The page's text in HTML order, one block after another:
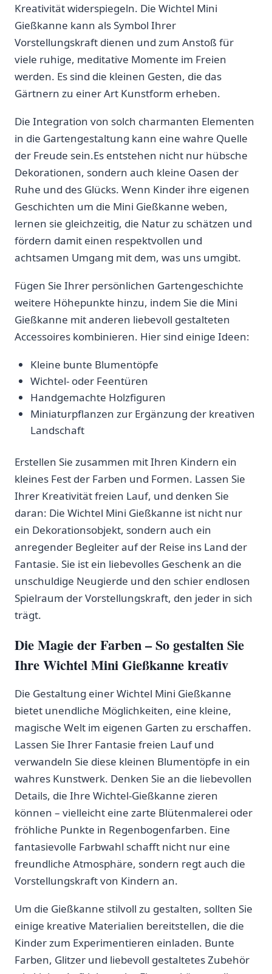
Kreativität widerspiegeln. Die⁤ Wichtel Mini
Gießkanne kann​ als Symbol Ihrer
Vorstellungskraft dienen und zum Anstoß für‌
viele ruhige, meditative Momente im ⁣Freien
werden.⁤ Es sind die kleinen‌ Gesten, die das ​
Gärtnern zu ​einer Art Kunstform ​erheben.
Die‌ Integration von​ solch ​charmanten Elementen
in die ⁣Gartengestaltung kann ⁤eine ​wahre Quelle
der Freude⁤ sein.Es entstehen nicht nur hübsche
⁣Dekorationen, sondern‌ auch ‍kleine Oasen⁤ der
Ruhe und ⁢des Glücks. ⁢Wenn⁤ Kinder ihre eigenen
Geschichten⁣ um die Mini Gießkanne weben,
lernen sie gleichzeitig,⁢ die⁣ Natur zu schätzen und
fördern damit einen ‍respektvollen ​und
‌achtsamen Umgang mit⁤ dem, was‍ uns‍ umgibt.
Fügen Sie Ihrer persönlichen ‍Gartengeschichte
weitere Höhepunkte hinzu,‍ indem Sie⁣ die Mini
Gießkanne mit‌ anderen liebevoll⁤ gestalteten
Accessoires ‌kombinieren. Hier ⁣sind einige Ideen:
Kleine bunte Blumentöpfe
Wichtel- oder Feentüren
Handgemachte Holzfiguren
Miniaturpflanzen⁤ zur Ergänzung der kreativen
Landschaft
Erstellen Sie⁢ zusammen ‌mit Ihren Kindern ein
kleines⁣ Fest‌ der Farben und ‌Formen. ⁢Lassen Sie ​
Ihrer Kreativität freien Lauf, und ⁢denken ‍Sie‍
daran: Die Wichtel Mini Gießkanne ist nicht nur
ein Dekorationsobjekt,​ sondern auch ein
anregender Begleiter auf der Reise ins Land der
Fantasie. Sie ist⁤ ein ​liebevolles Geschenk an ​die
unschuldige Neugierde und den schier endlosen⁣
Spielraum​ der‌ Vorstellungskraft, den jeder in sich‍
trägt.
Die Magie der Farben – So gestalten Sie
Ihre⁣ Wichtel Mini Gießkanne kreativ
Die ⁣Gestaltung ‌einer ⁤Wichtel Mini Gießkanne
bietet unendliche ​Möglichkeiten, ‍eine kleine,
magische ⁤Welt im eigenen Garten zu erschaffen.
Lassen ​Sie ⁣Ihrer Fantasie freien Lauf und
verwandeln‌ Sie diese kleinen ‌Blumentöpfe in ein
‍wahres Kunstwerk. Denken‍ Sie an die liebevollen
Details, ⁣die Ihre Wichtel-Gießkanne zieren
können‍ – vielleicht ⁤eine zarte ⁣Blütenmalerei oder
fröhliche Punkte⁣ in ‌Regenbogenfarben.⁣ Eine
fantasievolle Farbwahl schafft nicht nur eine
freundliche⁢ Atmosphäre, ‌sondern regt⁢ auch‌ die⁣
Vorstellungskraft von Kindern an.
Um die Gießkanne⁣ stilvoll zu gestalten,⁢ sollten Sie ​
einige kreative‌ Materialien bereitstellen, ⁢die‍ die
Kinder zum ⁤Experimentieren‍ einladen. Bunte
Farben,‍ Glitzer ⁢und liebevoll gestaltetes​ Zubehör